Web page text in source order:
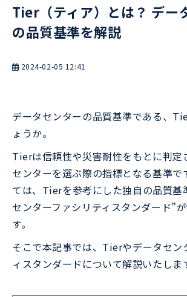
会社・採用情報
Tier（ティア）とは？ デー
の品質基準を解説
2024-02-05 12:41
データセンターの品質基準である、
ょうか。
Tierは信頼性や災害耐性をもとに判定
センターを選ぶ際の指標となる基準で
ては、Tierを参考にした独自の品質基
センターファシリティスタンダード”
す。
そこで本記事では、Tierやデータセン
ィスタンダードについて解説いたしま